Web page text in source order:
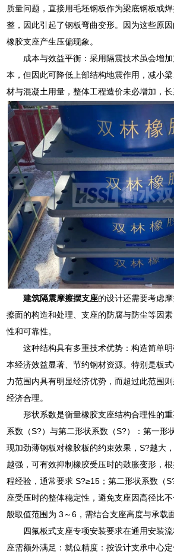
质量问题，直接用毛坯钢板作为梁底钢板或
整，因此引起了钢板弯曲变形。因为这些原
橡胶支座产生压偏现象。
成本与效益平衡：采用隔震技术虽会增
本，但因此可降低上部结构地震作用，减小
材与混凝土用量，整体工程造价未必增加，长
建筑隔震摩擦摆支座的设计还需要考虑
擦面的构造和处理、支座的防腐与防尘等因
性和可靠性。
这种结构具有多重技术优势：构造简单
本经济效益显著、节约钢材资源。特别是板
力范围内具有明显经济优势，而超过此范围
经济合理。
形状系数是衡量橡胶支座结构合理性的
系数（S?）与第二形状系数（S?）：第一形
现加劲薄钢板对橡胶板的约束效果，S?越大
越强，可有效抑制橡胶受压时的鼓胀变形，
程经验，通常要求 S?≥15；第二形状系数（
座受压时的整体稳定性，避免支座因高径比
般取值范围为 3～6，需结合支座高度与承载
四氟板式支座专项安装要求在通用安装
座需额外满足：就位精度：按设计支承中心